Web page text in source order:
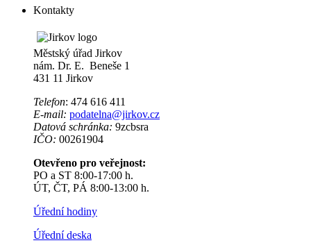
Kontakty
Městský úřad Jirkov
nám. Dr. E. Beneše 1
431 11 Jirkov
Telefon: 474 616 411
E-mail: podatelna@jirkov.cz
Datová schránka: 9zcbsra
IČO: 00261904
Otevřeno pro veřejnost:
PO a ST 8:00-17:00 h.
ÚT, ČT, PÁ 8:00-13:00 h.
Úřední hodiny
Úřední deska